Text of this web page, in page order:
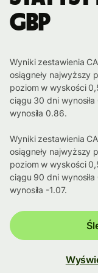
GBP
Wyniki zestawienia
osiągneły najwyższy
poziom w wyskości
ciągu 30 dni
wynosiła 0.86.
Wyniki zestawienia
osiągneły najwyższy
poziom w wyskości
ciągu 90 dni
wynosiła -1.07.